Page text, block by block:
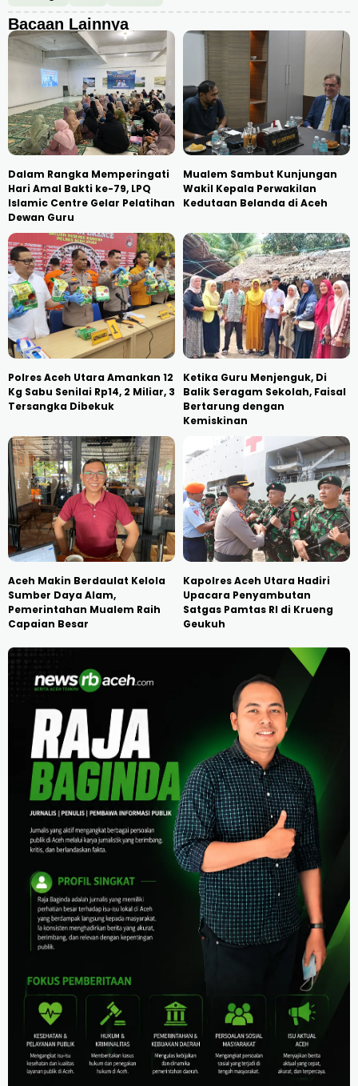
Bacaan Lainnya
Dalam Rangka Memperingati
Hari Amal Bakti ke-79, LPQ
Islamic Centre Gelar Pelatihan
Dewan Guru
Mualem Sambut Kunjungan
Wakil Kepala Perwakilan
Kedutaan Belanda di Aceh
Polres Aceh Utara Amankan 12
Kg Sabu Senilai Rp14, 2 Miliar, 3
Tersangka Dibekuk
Ketika Guru Menjenguk, Di
Balik Seragam Sekolah, Faisal
Bertarung dengan
Kemiskinan
Aceh Makin Berdaulat Kelola
Sumber Daya Alam,
Pemerintahan Mualem Raih
Capaian Besar
Kapolres Aceh Utara Hadiri
Upacara Penyambutan
Satgas Pamtas RI di Krueng
Geukuh